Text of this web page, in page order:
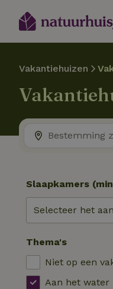
Vakantiehuizen
Slaapkamers
Thema's
Niet op een
Aan het water